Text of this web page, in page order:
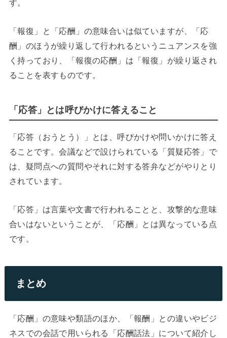
す。
「報復」と「応酬」の意味合いは似ていますが、「応
酬」のほうが繰り返して行われるというニュアンスを強
く持っており、「報復の応酬」は「報復」が繰り返され
ることを表すものです。
「応答」とは呼びかけに答えること
「応答（おうとう）」とは、呼びかけや問いかけに答え
ることです。会議などで設けられている「質疑応答」で
は、疑問点への質問やそれに対する答弁などがやりとり
されています。
「応答」は言葉や文書で行われることと、攻撃的な意味
合いはないということが、「応酬」とは異なっている点
です。
まとめ
「応酬」の意味や類語のほか、「報酬」との違いやビジ
ネスでの会話で用いられる「応酬話法」について紹介し